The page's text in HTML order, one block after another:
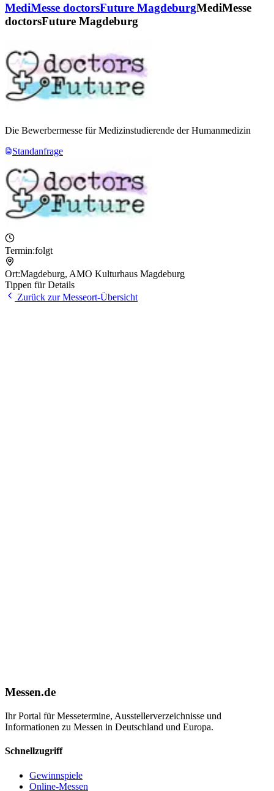
MediMesse doctorsFuture MagdeburgMediMesse
doctorsFuture Magdeburg
Die Bewerbermesse für Medizinstudierende der Humanmedizin
Standanfrage
Termin:folgt
Ort:Magdeburg, AMO Kulturhaus Magdeburg
Tippen für Details
Zurück zur Messeort-Übersicht
Messen.de
Ihr Portal für Messetermine, Ausstellerverzeichnisse und
Informationen zu Messen in Deutschland und Europa.
Schnellzugriff
Gewinnspiele
Online-Messen